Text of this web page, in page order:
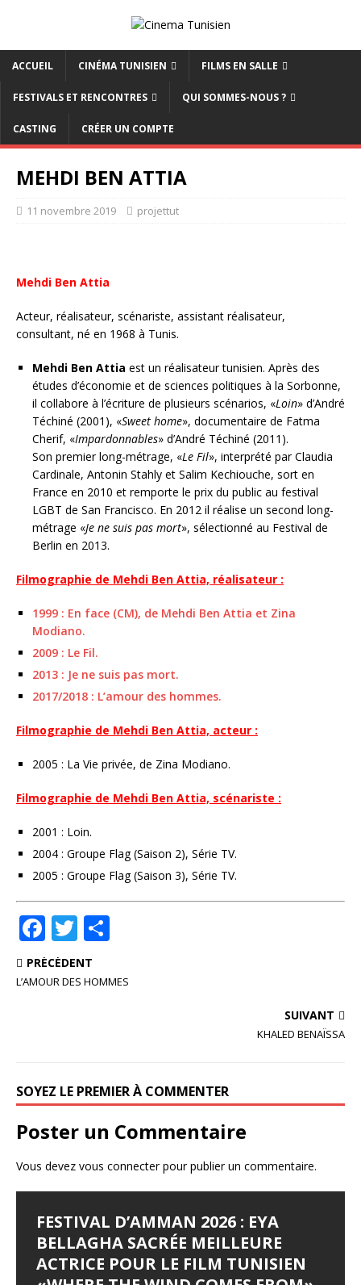
ACCUEIL CINÉMA TUNISIEN FILMS EN SALLE
FESTIVALS ET RENCONTRES QUI SOMMES-NOUS ?
CASTING CRÉER UN COMPTE
MEHDI BEN ATTIA
11 novembre 2019 projettut
Mehdi Ben Attia
Acteur, réalisateur, scénariste, assistant réalisateur,
consultant, né en 1968 à Tunis.
Mehdi Ben Attia est un réalisateur tunisien. Après des
études d’économie et de sciences politiques à la Sorbonne,
il collabore à l’écriture de plusieurs scénarios, «Loin» d’André
Téchiné (2001), «Sweet home», documentaire de Fatma
Cherif, «Impardonnables» d’André Téchiné (2011).
Son premier long-métrage, «Le Fil», interprété par Claudia
Cardinale, Antonin Stahly et Salim Kechiouche, sort en
France en 2010 et remporte le prix du public au festival
LGBT de San Francisco. En 2012 il réalise un second long-
métrage «Je ne suis pas mort», sélectionné au Festival de
Berlin en 2013.
Filmographie de Mehdi Ben Attia, réalisateur :
1999 : En face (CM), de Mehdi Ben Attia et Zina
Modiano.
2009 : Le Fil.
2013 : Je ne suis pas mort.
2017/2018 : L’amour des hommes.
Filmographie de Mehdi Ben Attia, acteur :
2005 : La Vie privée, de Zina Modiano.
Filmographie de Mehdi Ben Attia, scénariste :
2001 : Loin.
2004 : Groupe Flag (Saison 2), Série TV.
2005 : Groupe Flag (Saison 3), Série TV.
F
a
c
o
k
T
w
it ta
PRÉCÉDENT
L’AMOUR DES HOMMES
SUIVANT
KHALED BENAÏSSA
SOYEZ LE PREMIER À COMMENTER
Poster un Commentaire
Vous devez vous connecterpour publier un commentaire.
FESTIVAL D’AMMAN 2026 : EYA
BELLAGHA SACRÉE MEILLEURE
ACTRICE POUR LE FILM TUNISIEN